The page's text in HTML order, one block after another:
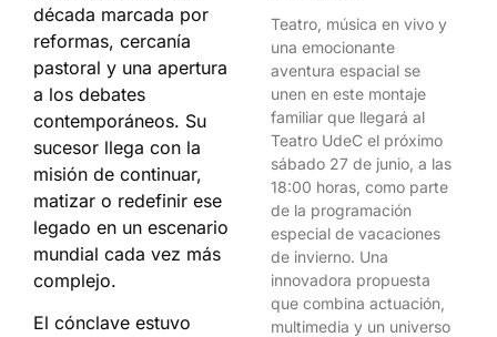
década marcada por
reformas, cercanía
pastoral y una apertura
a los debates
contemporáneos. Su
sucesor llega con la
misión de continuar,
matizar o redefinir ese
legado en un escenario
mundial cada vez más
complejo.
El cónclave estuvo
Teatro, música en vivo y
una emocionante
aventura espacial se
unen en este montaje
familiar que llegará al
Teatro UdeC el próximo
sábado 27 de junio, a las
18:00 horas, como parte
de la programación
especial de vacaciones
de invierno. Una
innovadora propuesta
que combina actuación,
multimedia y un universo